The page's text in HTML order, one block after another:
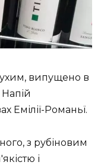
випущено в
Емілії-Романьї.
з рубіновим
і